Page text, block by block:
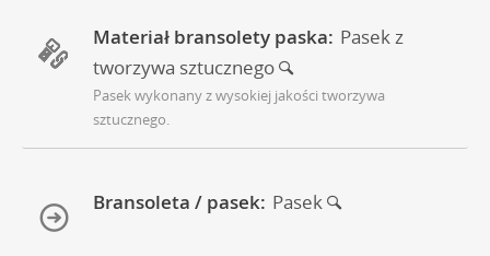
Materiał bransolety paska: Pasek z
tworzywa sztucznego
Pasek wykonany z wysokiej jakości tworzywa
sztucznego.
Bransoleta / pasek: Pasek